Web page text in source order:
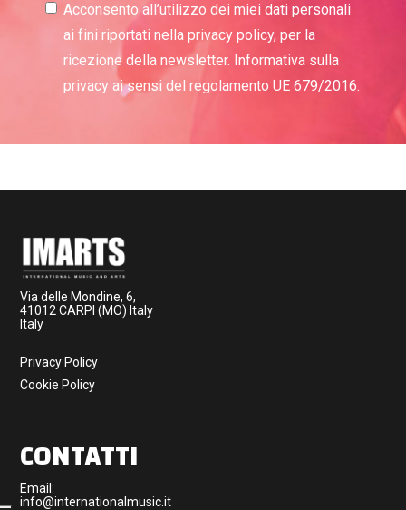
Acconsento all’utilizzo dei miei dati personali
ai fini riportati nella privacy policy, per la
ricezione della newsletter. Informativa sulla
privacy ai sensi del regolamento UE 679/2016.
Via delle Mondine, 6,
41012 CARPI (MO) Italy
Italy
Privacy Policy
Cookie Policy
CONTATTI
Email:
info@internationalmusic.it